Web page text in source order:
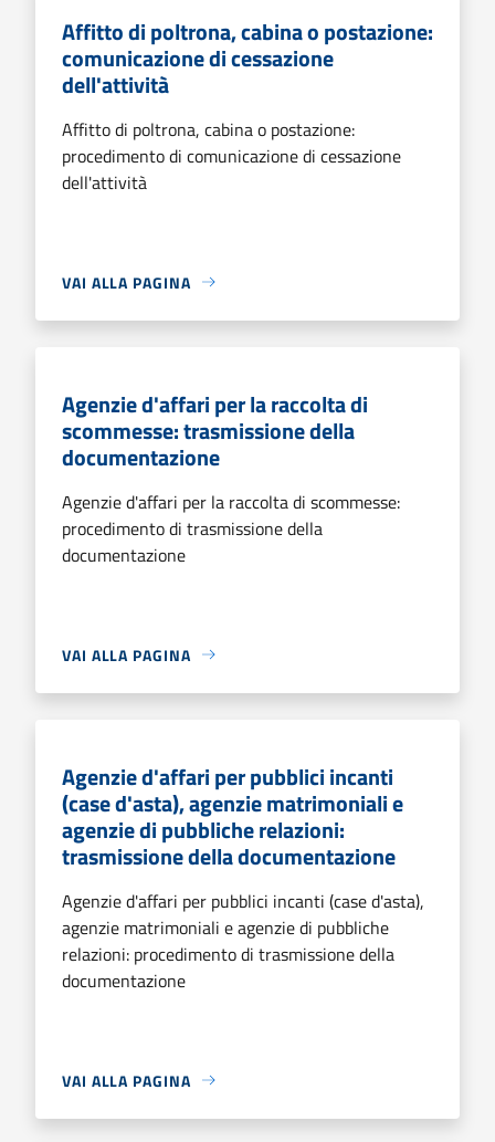
Affitto di poltrona, cabina o postazione:
comunicazione di cessazione
dell'attività
Affitto di poltrona, cabina o postazione:
procedimento di comunicazione di cessazione
dell'attività
VAI ALLA PAGINA
Agenzie d'affari per la raccolta di
scommesse: trasmissione della
documentazione
Agenzie d'affari per la raccolta di scommesse:
procedimento di trasmissione della
documentazione
VAI ALLA PAGINA
Agenzie d'affari per pubblici incanti
(case d'asta), agenzie matrimoniali e
agenzie di pubbliche relazioni:
trasmissione della documentazione
Agenzie d'affari per pubblici incanti (case d'asta),
agenzie matrimoniali e agenzie di pubbliche
relazioni: procedimento di trasmissione della
documentazione
VAI ALLA PAGINA